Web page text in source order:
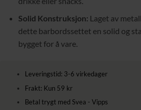
Solid Konstruksjon: Laget av
dette barbordssettet en solid og
bygget for å vare.
Leveringstid: 3-6 virkedager
Frakt: Kun 59 kr
Betal trygt med Svea - Vipps